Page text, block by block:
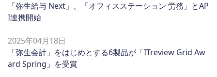
「弥生給与 Next」、「オフィスステーション 労務」とAP
I連携開始
2025年04月18日
「弥生会計」をはじめとする6製品が「ITreview Grid Aw
ard Spring」を受賞